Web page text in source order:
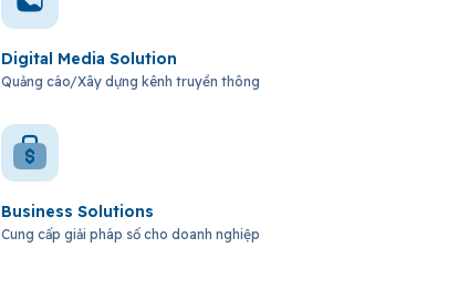
Digital Media Solution
Quảng cáo/Xây dựng kênh truyền thông
Business Solutions
Cung cấp giải pháp số cho doanh nghiệp